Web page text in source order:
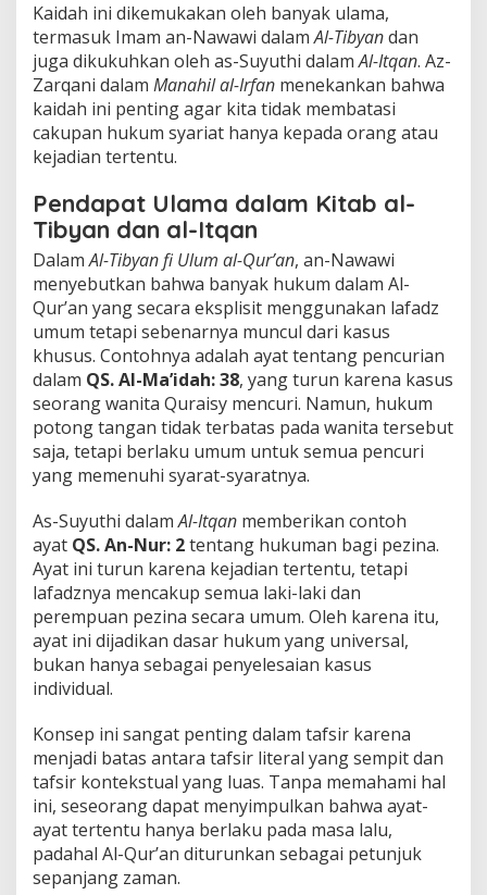
Kaidah ini dikemukakan oleh banyak ulama,
termasuk Imam an-Nawawi dalamAl-Tibyandan
juga dikukuhkan oleh as-Suyuthi dalamAl-Itqan. Az-
Zarqani dalam Manahil al-Irfan menekankan bahwa
kaidah ini penting agar kita tidak membatasi
cakupan hukum syariat hanya kepada orang atau
kejadian tertentu.
Pendapat Ulama dalam Kitab al-
Tibyan dan al-Itqan
DalamAl-Tibyan fi Ulum al-Qur’an, an-Nawawi
menyebutkan bahwa banyak hukum dalam Al-
Qur’an yang secara eksplisit menggunakan lafadz
umum tetapi sebenarnya muncul dari kasus
khusus. Contohnya adalah ayat tentang pencurian
dalam QS. Al-Ma’idah: 38, yang turun karena kasus
seorang wanita Quraisy mencuri. Namun, hukum
potong tangan tidak terbatas pada wanita tersebut
saja, tetapi berlaku umum untuk semua pencuri
yang memenuhi syarat-syaratnya.
As-Suyuthi dalamAl-Itqan memberikan contoh
ayat QS. An-Nur: 2tentang hukuman bagi pezina.
Ayat ini turun karena kejadian tertentu, tetapi
lafadznya mencakup semua laki-laki dan
perempuan pezina secara umum. Oleh karena itu,
ayat ini dijadikan dasar hukum yang universal,
bukan hanya sebagai penyelesaian kasus
individual.
Konsep ini sangat penting dalam tafsir karena
menjadi batas antara tafsir literal yang sempit dan
tafsir kontekstual yang luas. Tanpa memahami hal
ini, seseorang dapat menyimpulkan bahwa ayat-
ayat tertentu hanya berlaku pada masa lalu,
padahal Al-Qur’an diturunkan sebagai petunjuk
sepanjang zaman.